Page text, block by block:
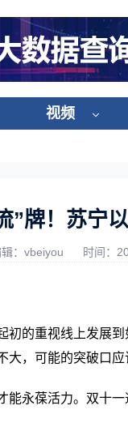
视频
”牌！苏宁
：vbeiyou 时间：
初的重视线上发展
，可能的突破口应
能永葆活力。双十